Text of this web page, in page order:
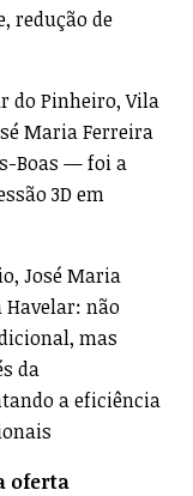
redução de
do Pinheiro, Vila
Maria Ferreira
Boas — foi a
3D em
José Maria
não
mas
da
a eficiência
oferta